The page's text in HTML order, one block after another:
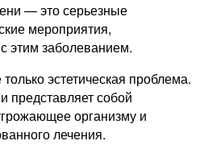
— это серьезные
мероприятия,
этим заболеванием.
эстетическая проблема.
представляет собой
организму и
лечения.